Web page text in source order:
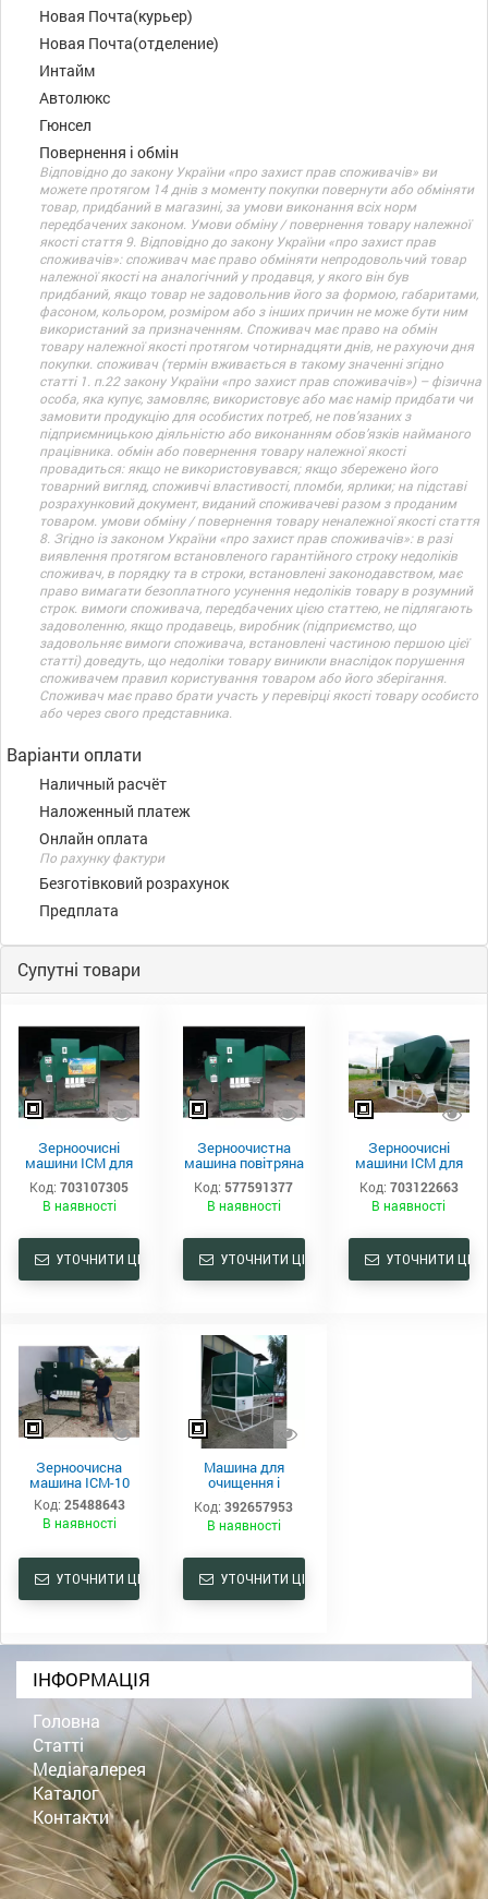
Новая Почта(курьер)
Новая Почта(отделение)
Интайм
Автолюкс
Гюнсел
Повернення і обмін
Відповідно до закону України «про захист прав споживачів» ви
можете протягом 14 днів з моменту покупки повернути або обміняти
товар, придбаний в магазині, за умови виконання всіх норм
передбачених законом. Умови обміну / повернення товару належної
якості стаття 9. Відповідно до закону України «про захист прав
споживачів»: споживач має право обміняти непродовольчий товар
належної якості на аналогічний у продавця, у якого він був
придбаний, якщо товар не задовольнив його за формою, габаритами,
фасоном, кольором, розміром або з інших причин не може бути ним
використаний за призначенням. Споживач має право на обмін
товару належної якості протягом чотирнадцяти днів, не рахуючи дня
покупки. споживач (термін вживається в такому значенні згідно
статті 1. п.22 закону України «про захист прав споживачів») – фізична
особа, яка купує, замовляє, використовує або має намір придбати чи
замовити продукцію для особистих потреб, не пов’язаних з
підприємницькою діяльністю або виконанням обов’язків найманого
працівника. обмін або повернення товару належної якості
провадиться: якщо не використовувався; якщо збережено його
товарний вигляд, споживчі властивості, пломби, ярлики; на підставі
розрахунковий документ, виданий споживачеві разом з проданим
товаром. умови обміну / повернення товару неналежної якості стаття
8. Згідно із законом України «про захист прав споживачів»: в разі
виявлення протягом встановленого гарантійного строку недоліків
споживач, в порядку та в строки, встановлені законодавством, має
право вимагати безоплатного усунення недоліків товару в розумний
строк. вимоги споживача, передбачених цією статтею, не підлягають
задоволенню, якщо продавець, виробник (підприємство, що
задовольняє вимоги споживача, встановлені частиною першою цієї
статті) доведуть, що недоліки товару виникли внаслідок порушення
споживачем правил користування товаром або його зберігання.
Споживач має право брати участь у перевірці якості товару особисто
або через свого представника.
Варіанти оплати
Наличный расчёт
Наложенный платеж
Онлайн оплата
По рахунку фактури
Безготівковий розрахунок
Предплата
Супутні товари
Зерноочисні
машини ІСМ для
очищення і
калібрування
Код: 703107305
В наявності
УТОЧНИТИ ЦІНУ
Зерноочистна
машина повітряна
ІСМ - 5
Код: 577591377
В наявності
УТОЧНИТИ ЦІНУ
Зерноочисні
машини ІСМ для
очищення та
калібрування від
виробника
Код: 703122663
В наявності
УТОЧНИТИ ЦІНУ
Зерноочисна
машина ІСМ-10
Код: 25488643
В наявності
УТОЧНИТИ ЦІНУ
Машина для
очищення і
калібрування
зерна ІСМ-150
Код: 392657953
В наявності
УТОЧНИТИ ЦІНУ
ІНФОРМАЦІЯ
Головна
Статті
Медіагалерея
Каталог
Контакти